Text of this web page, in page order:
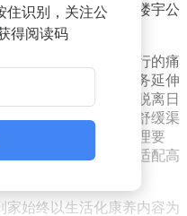
遗留问题，高度契合楼宇公
的私密需求与异地出行的痛
能力，将专业推拿服务延伸
服务的空白。对于脱离日
务提供了便捷的身心舒缓渠
态，严格遵循隐私管理要
风貌专业得体，完美适配高
了舒适质感。
家始终以生活化康养内容为
住识别，关注公
得阅读码